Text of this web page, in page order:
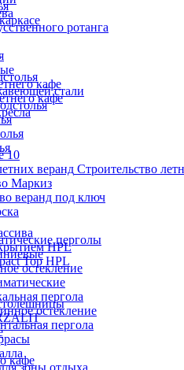
ротанга
кафе
кафе
10
Строительство
Маркиз
веранд под ключ
перголы
остекление
пергола
остекление
пергола
зоны отдыха
стали
HPL
Top HPL
кафе